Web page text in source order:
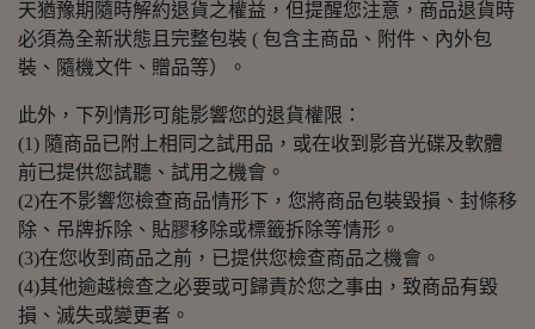
天猶豫期隨時解約退貨之權益，但提醒您注意，商品退貨時
必須為全新狀態且完整包裝 ( 包含主商品、附件、內外包
裝、隨機文件、贈品等）。
此外，下列情形可能影響您的退貨權限：
(1) 隨商品已附上相同之試用品，或在收到影音光碟及軟體
前已提供您試聽、試用之機會。
(2)在不影響您檢查商品情形下，您將商品包裝毀損、封條移
除、吊牌拆除、貼膠移除或標籤拆除等情形。
(3)在您收到商品之前，已提供您檢查商品之機會。
(4)其他逾越檢查之必要或可歸責於您之事由，致商品有毀
損、滅失或變更者。